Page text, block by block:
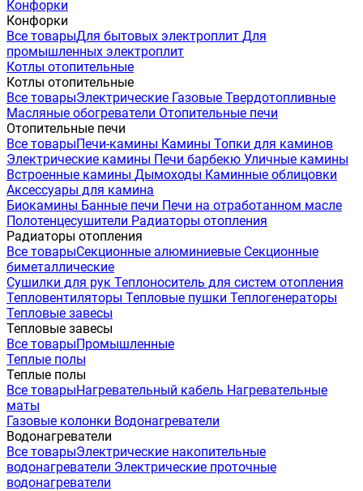
Конфорки
Конфорки
Все товарыДля бытовых электроплит Для
промышленных электроплит
Котлы отопительные
Котлы отопительные
Все товарыЭлектрические Газовые Твердотопливные
Масляные обогреватели Отопительные печи
Отопительные печи
Все товарыПечи-камины Камины Топки для каминов
Электрические камины Печи барбекю Уличные камины
Встроенные камины Дымоходы Каминные облицовки
Аксессуары для камина
Биокамины Банные печи Печи на отработанном масле
Полотенцесушители Радиаторы отопления
Радиаторы отопления
Все товарыСекционные алюминиевые Секционные
биметаллические
Сушилки для рук Теплоноситель для систем отопления
Тепловентиляторы Тепловые пушки Теплогенераторы
Тепловые завесы
Тепловые завесы
Все товарыПромышленные
Теплые полы
Теплые полы
Все товарыНагревательный кабель Нагревательные
маты
Газовые колонки Водонагреватели
Водонагреватели
Все товарыЭлектрические накопительные
водонагреватели Электрические проточные
водонагреватели